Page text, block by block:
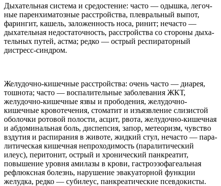
Дыха­тель­ная система и сре­до­сте­ние: часто — одышка, легоч­
ные парен­хима­тоз­ные рас­стройства, плев­раль­ный выпот,
фарингит, кашель, заложен­ность носа, ринит; неча­сто —
дыха­тель­ная недо­ста­точ­ность, рас­стройства со сто­роны дыха­
тель­ных путей, астма; редко — ост­рый респи­ра­тор­ный
дистресс-​синдром.
Желудочно-​кишечные рас­стройства: очень часто — диа­рея,
тош­нота; часто — воспа­ли­тель­ные забо­ле­ва­ния ЖКТ,
желудочно-​кишечные язвы и про­бо­де­ния, желудочно-​
кишечные кро­во­те­че­ния, сто­ма­тит и изъязв­ле­ние сли­зи­стой
обо­лочки рото­вой поло­сти, асцит, рвота, желудочно-​кишечная
и абдоми­наль­ная боль, диспеп­сия, запор, метео­ризм, чув­ство
взду­тия и рас­пи­ра­ния в животе, жид­кий стул, неча­сто — пара­
ли­ти­че­ская кишеч­ная непро­хо­димость (пара­ли­ти­че­ский
илеус), пери­то­нит, ост­рый и хро­ни­че­ский пан­кре­а­тит,
повыше­ние уровня ами­лазы в крови, гастроэзофаге­аль­ная
рефлюкс­ная болезнь, нару­ше­ние эва­ку­а­тор­ной функции
желудка, редко — суби­леус, пан­кре­а­ти­че­ские псевдокисты.